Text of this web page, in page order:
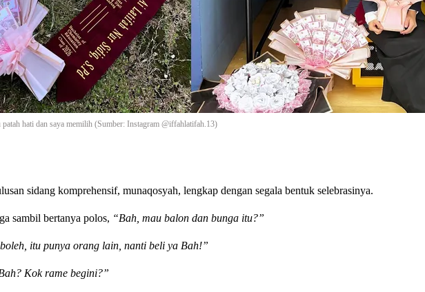
hati dan saya memilih (Sumber: Instagram @iffahlatifah.13)
sidang komprehensif, munaqosyah, lengkap dengan segala bentuk selebrasinya.
sambil bertanya polos, “Bah, mau balon dan bunga itu?”
itu punya orang lain, nanti beli ya Bah!”
Kok rame begini?”